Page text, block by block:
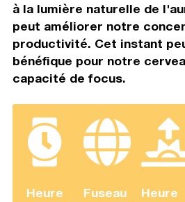
à la lumière naturelle de
peut améliorer notre
productivité. Cet instant
bénéfique pour notre
capacité de focus.
Heure
Fuseau
Heure